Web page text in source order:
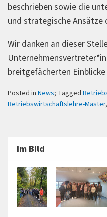
beschrieben sowie die
und strategische Ansätze
Wir danken an dieser
breitgefächerten
Posted in News; Tagged
Betriebswirtschaftslehre-Master,
Im Bild